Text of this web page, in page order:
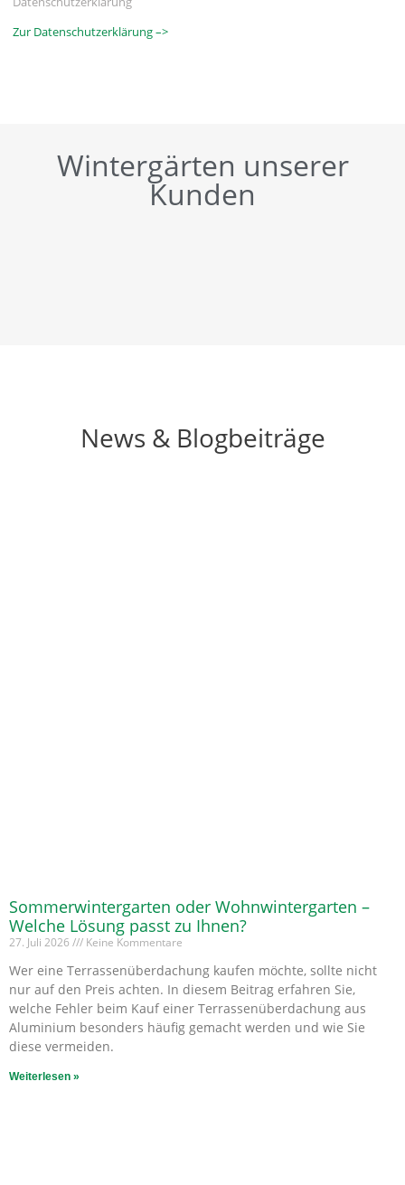
Zur Datenschutzerklärung –>
Wintergärten unserer
Kunden
News & Blogbeiträge
Sommerwintergarten oder Wohnwintergarten –
Welche Lösung passt zu Ihnen?
27. Juli 2026 Keine Kommentare
Wer eine Terrassenüberdachung kaufen möchte, sollte nicht
nur auf den Preis achten. In diesem Beitrag erfahren Sie,
welche Fehler beim Kauf einer Terrassenüberdachung aus
Aluminium besonders häufig gemacht werden und wie Sie
diese vermeiden.
Weiterlesen »